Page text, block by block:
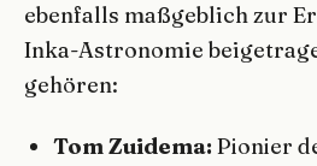
ebenfalls maßgeblich zur
Inka-Astronomie
gehören:
Tom Zuidema: Pionier